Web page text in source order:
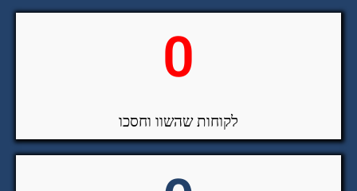
לקוחות שהשוו וחסכו
0